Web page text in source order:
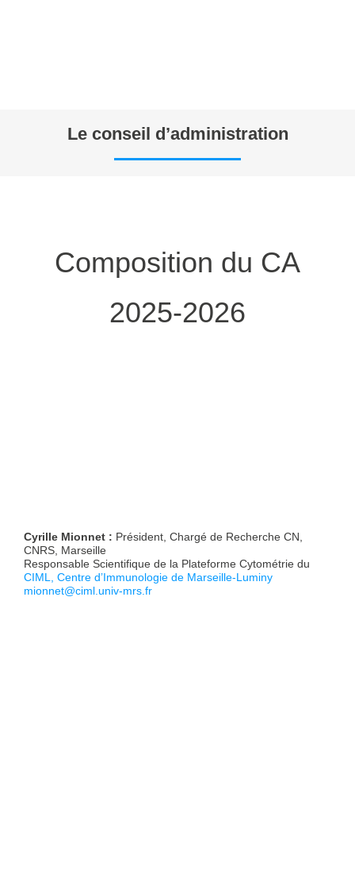
Le conseil d’administration
Composition du CA
2025-2026
Cyrille Mionnet : Président, Chargé de Recherche CN,
CNRS, Marseille
Responsable Scientifique de la Plateforme Cytométrie du
CIML, Centre d’Immunologie de Marseille-Luminy
mionnet@ciml.univ-mrs.fr